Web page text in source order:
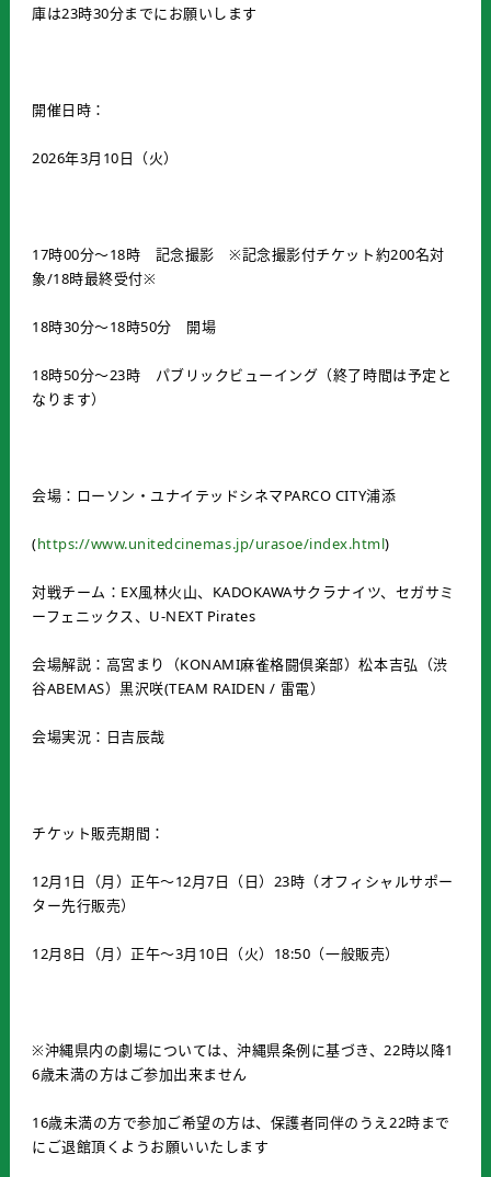
庫は23時30分までにお願いします
開催日時：
2026年3月10日（火）
17時00分～18時 記念撮影 ※記念撮影付チケット約200名対
象/18時最終受付※
18時30分～18時50分 開場
18時50分～23時 パブリックビューイング（終了時間は予定と
なります）
会場：ローソン・ユナイテッドシネマPARCO CITY浦添
(https://www.unitedcinemas.jp/urasoe/index.html)
対戦チーム：EX風林火山、KADOKAWAサクラナイツ、セガサミ
ーフェニックス、U-NEXT Pirates
会場解説：高宮まり（KONAMI麻雀格闘倶楽部）松本吉弘（渋
谷ABEMAS）黒沢咲(TEAM RAIDEN / 雷電）
会場実況：日吉辰哉
チケット販売期間：
12月1日（月）正午～12月7日（日）23時（オフィシャルサポー
ター先行販売）
12月8日（月）正午～3月10日（火）18:50（一般販売）
※沖縄県内の劇場については、沖縄県条例に基づき、22時以降1
6歳未満の方はご参加出来ません
16歳未満の方で参加ご希望の方は、保護者同伴のうえ22時まで
にご退館頂くようお願いいたします